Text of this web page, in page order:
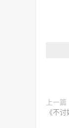
上一篇
《不